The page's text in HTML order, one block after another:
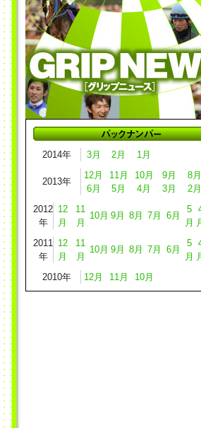
2014年 3月 2月 1月
2013年
12月 11月 10月 9月 8月
6月
5月 4月 3月 2月
2012
年
12
月
11
月
10月 9月 8月 7月 6月
5
月
2011
年
12
月
11
月
10月 9月 8月 7月 6月
5
月
2010年
12月 11月 10月